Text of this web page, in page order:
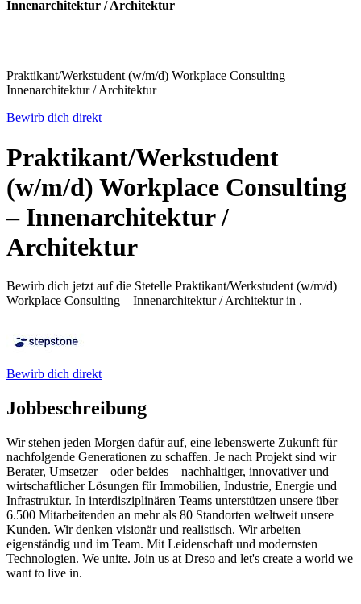
Innenarchitektur / Architektur
Praktikant/Werkstudent (w/m/d) Workplace Consulting –
Innenarchitektur / Architektur
Bewirb dich direkt
Praktikant/Werkstudent
(w/m/d) Workplace Consulting
– Innenarchitektur /
Architektur
Bewirb dich jetzt auf die Stetelle Praktikant/Werkstudent (w/m/d)
Workplace Consulting – Innenarchitektur / Architektur in .
Bewirb dich direkt
Jobbeschreibung
Wir stehen jeden Morgen dafür auf, eine lebenswerte Zukunft für
nachfolgende Generationen zu schaffen. Je nach Projekt sind wir
Berater, Umsetzer – oder beides – nachhaltiger, innovativer und
wirtschaftlicher Lösungen für Immobilien, Industrie, Energie und
Infrastruktur. In interdisziplinären Teams unterstützen unsere über
6.500 Mitarbeitenden an mehr als 80 Standorten weltweit unsere
Kunden. Wir denken visionär und realistisch. Wir arbeiten
eigenständig und im Team. Mit Leidenschaft und modernsten
Technologien. We unite. Join us at Dreso and let's create a world we
want to live in.